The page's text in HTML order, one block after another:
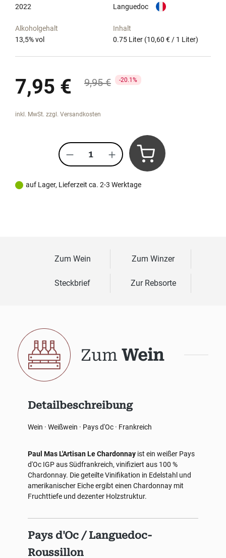
2022
Languedoc
Alkoholgehalt
13,5% vol
Inhalt
0.75 Liter (10,60 € / 1 Liter)
7,95 € Regulärer Preis:
9,95 € 20.1%
inkl. MwSt. zzgl. Versandkosten
Produkt Anzahl: Gib den
auf Lager, Lieferzeit ca. 2-3 Werktage
Zum Wein Zum Winzer
Steckbrief Zur Rebsorte
Zum Wein
Detailbeschreibung
Wein · Weißwein · Pays d'Oc · Frankreich
Paul Mas L'Artisan Le Chardonnay ist ein weißer Pays
d'Oc IGP aus Südfrankreich, vinifiziert aus 100 %
Chardonnay. Die geteilte Vinifikation in Edelstahl und
amerikanischer Eiche ergibt einen Chardonnay mit
Fruchttiefe und dezenter Holzstruktur.
Pays d'Oc / Languedoc-
Roussillon